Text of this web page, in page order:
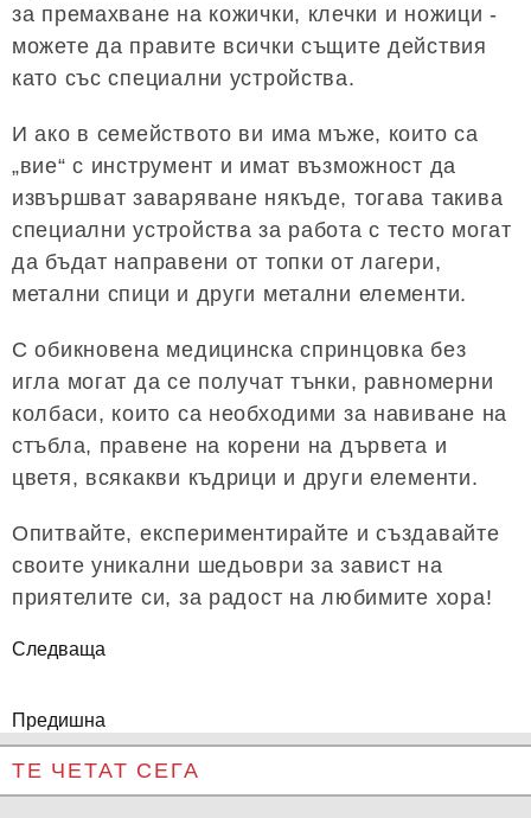
за премахване на кожички, клечки и ножици -
можете да правите всички същите действия
като със специални устройства.
И ако в семейството ви има мъже, които са
„вие“ с инструмент и имат възможност да
извършват заваряване някъде, тогава такива
специални устройства за работа с тесто могат
да бъдат направени от топки от лагери,
метални спици и други метални елементи.
С обикновена медицинска спринцовка без
игла могат да се получат тънки, равномерни
колбаси, които са необходими за навиване на
стъбла, правене на корени на дървета и
цветя, всякакви къдрици и други елементи.
Опитвайте, експериментирайте и създавайте
своите уникални шедьоври за завист на
приятелите си, за радост на любимите хора!
Следваща
Предишна
ТЕ ЧЕТАТ СЕГА